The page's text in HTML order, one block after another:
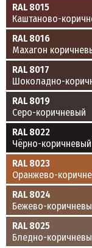
RAL 8015
Каштаново-
RAL 8016
Махагон
RAL 8017
Шоколадно-
RAL 8019
Серо-коричневый
RAL 8022
Чёрно-коричневый
RAL 8023
Оранжево-
RAL 8024
Бежево-
RAL 8025
Бледно-